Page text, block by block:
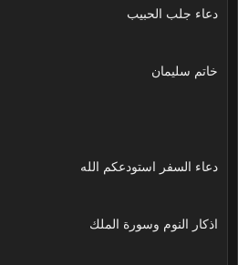
دعاء جلب الحبيب
خاتم سليمان
دعاء السفر استودعكم الله
اذكار النوم وسورة الملك